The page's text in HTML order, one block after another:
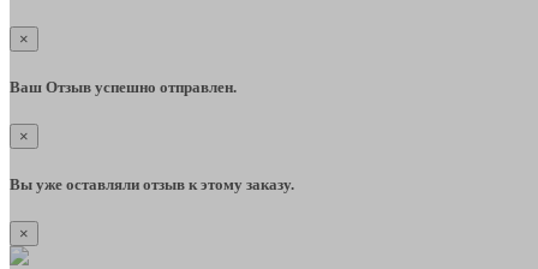
×
Ваш Отзыв успешно отправлен.
×
Вы уже оставляли отзыв к этому заказу.
×